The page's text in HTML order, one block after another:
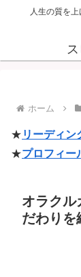
人生の質を
ホーム
★ リーディン
★プロフィー
オラクル
だわりを